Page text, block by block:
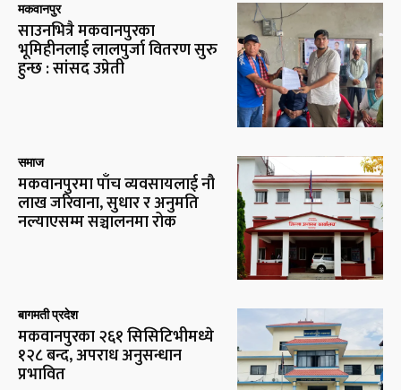
मकवानपुर
साउनभित्रै मकवानपुरका
भूमिहीनलाई लालपुर्जा वितरण सुरु
हुन्छ : सांसद उप्रेती
समाज
मकवानपुरमा पाँच व्यवसायलाई नौ
लाख जरिवाना, सुधार र अनुमति
नल्याएसम्म सञ्चालनमा रोक
बागमती प्रदेश
मकवानपुरका २६१ सिसिटिभीमध्ये
१२८ बन्द, अपराध अनुसन्धान
प्रभावित